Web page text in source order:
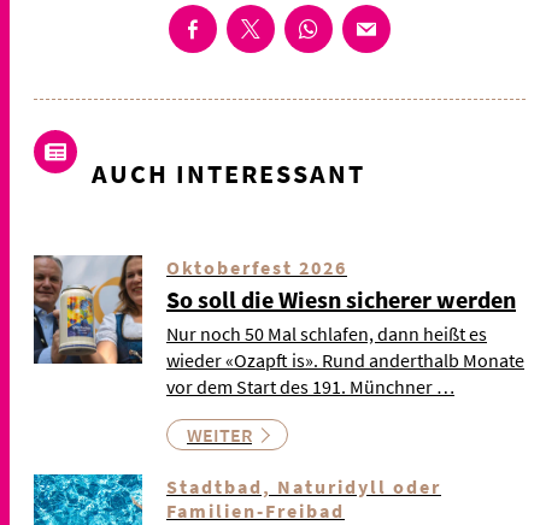
AUCH INTERESSANT
Oktoberfest 2026
So soll die Wiesn sicherer werden
Nur noch 50 Mal schlafen, dann heißt es
wieder «Ozapft is». Rund anderthalb Monate
vor dem Start des 191. Münchner …
WEITER
Stadtbad, Naturidyll oder
Familien-Freibad